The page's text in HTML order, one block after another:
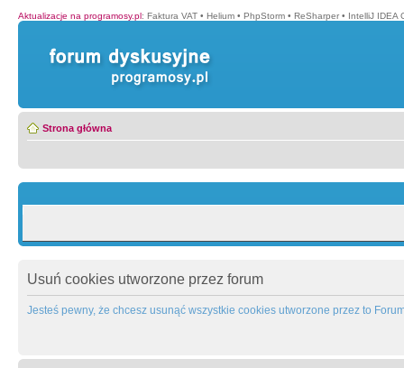
Aktualizacje na programosy.pl: Faktura VAT • Helium • PhpStorm • ReSharper • IntelliJ IDEA
Strona główna
Usuń cookies utworzone przez forum
Jesteś pewny, że chcesz usunąć wszystkie cookies utworzone przez to